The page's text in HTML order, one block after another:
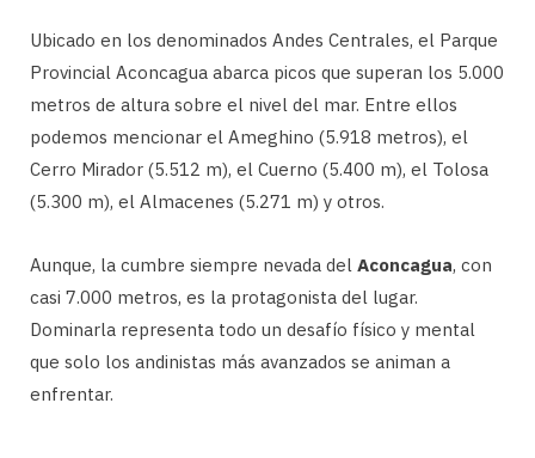
Ubicado en los denominados Andes Centrales, el Parque
Provincial Aconcagua abarca picos que superan los 5.000
metros de altura sobre el nivel del mar. Entre ellos
podemos mencionar el Ameghino (5.918 metros), el
Cerro Mirador (5.512 m), el Cuerno (5.400 m), el Tolosa
(5.300 m), el Almacenes (5.271 m) y otros.
Aunque, la cumbre siempre nevada del Aconcagua, con
casi 7.000 metros, es la protagonista del lugar.
Dominarla representa todo un desafío físico y mental
que solo los andinistas más avanzados se animan a
enfrentar.